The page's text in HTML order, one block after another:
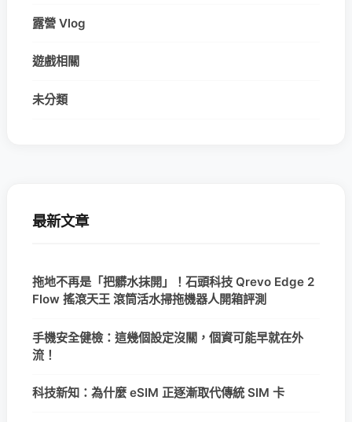
露營 Vlog
遊戲相關
未分類
最新文章
拖地不再是「把髒水抹開」！石頭科技 Qrevo Edge 2
Flow 搖滾天王 滾筒活水掃拖機器人開箱評測
手機安全健檢：這幾個設定沒關，個資可能早就在外
流！
科技新知：為什麼 eSIM 正逐漸取代傳統 SIM 卡